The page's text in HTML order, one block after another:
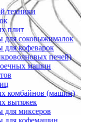
техники
плит
для соковыжималок
для кофеварок
печей)
машин
комбайнов (машин)
вытяжек
для миксеров
для кофемашин